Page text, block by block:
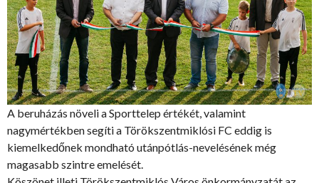
A beruházás növeli a Sporttelep értékét, valamint
nagymértékben segíti a Törökszentmiklósi FC eddig is
kiemelkedőnek mondható utánpótlás-nevelésének még
magasabb szintre emelését.